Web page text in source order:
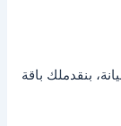
بنقدملك باقة